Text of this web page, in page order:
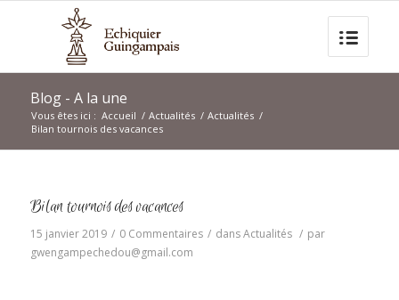
Blog - A la une
Vous êtes ici : Accueil / Actualités / Actualités /
Bilan tournois des vacances
Bilan tournois des vacances
15 janvier 2019 / 0 Commentaires / dansActualités / par
gwengampechedou@gmail.com